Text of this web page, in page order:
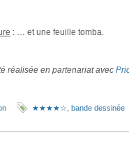
: … et une feuille tomba.
réalisée en partenariat avec
★★★★☆ bande dessinée